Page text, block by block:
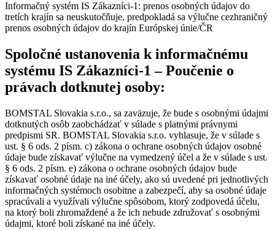
Informačný systém IS Zákazníci-1: prenos osobných údajov do
tretích krajín sa neuskutočňuje, predpokladá sa výlučne cezhraničný
prenos osobných údajov do krajín Európskej únie/ČR
Spoločné ustanovenia k informačnému
systému IS Zákazníci-1 – Poučenie o
právach dotknutej osoby:
BOMSTAL Slovakia s.r.o., sa zaväzuje, že bude s osobnými údajmi
dotknutých osôb zaobchádzať v súlade s platnými právnymi
predpismi SR. BOMSTAL Slovakia s.r.o. vyhlasuje, že v súlade s
ust. § 6 ods. 2 písm. c) zákona o ochrane osobných údajov osobné
údaje bude získavať výlučne na vymedzený účel a že v súlade s ust.
§ 6 ods. 2 písm. e) zákona o ochrane osobných údajov bude
získavať osobné údaje na iné účely, ako sú uvedené pri jednotlivých
informačných systémoch osobitne a zabezpečí, aby sa osobné údaje
spracúvali a využívali výlučne spôsobom, ktorý zodpovedá účelu,
na ktorý boli zhromaždené a že ich nebude združovať s osobnými
údajmi, ktoré boli získané na iné účely.